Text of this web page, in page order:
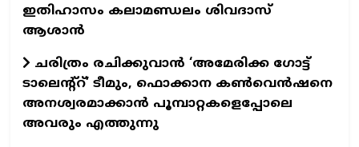
ഇതിഹാസം കലാമണ്ഡലം ശിവദാസ്
ആശാൻ
ചരിത്രം രചിക്കുവാൻ ‘അമേരിക്ക ഗോട്ട്
ടാലെന്റ്റ്’ ടീമും, ഫൊക്കാന കൺവെൻഷനെ
അനശ്വരമാക്കാൻ പൂമ്പാറ്റകളെപ്പോലെ
അവരും എത്തുന്നു